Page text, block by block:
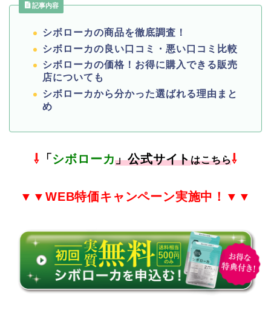
記事内容
シボローカの商品を徹底調査！
シボローカの良い口コミ・悪い口コミ比較
シボローカの価格！お得に購入できる販売
店についても
シボローカから分かった選ばれる理由まと
め
⇩ 「 シボローカ」公式サイトはこちら⇩
▼▼ WEB特価キャンペーン実施中！▼▼